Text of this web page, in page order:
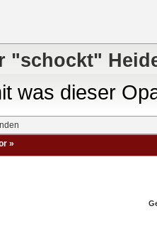
"schockt"
was dieser
»